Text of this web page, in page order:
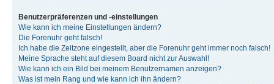
Benutzerpräferenzen und -einstellungen
Wie kann ich meine Einstellungen ändern?
Die Forenuhr geht falsch!
Ich habe die Zeitzone eingestellt, aber die Forenuhr geht immer noch falsch!
Meine Sprache steht auf diesem Board nicht zur Auswahl!
Wie kann ich ein Bild bei meinem Benutzernamen anzeigen?
Was ist mein Rang und wie kann ich ihn ändern?